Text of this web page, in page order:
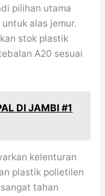
pilihan utama
alas jemur.
stok plastik
A20 sesuai
DI JAMBI #1
kelenturan
plastik polietilen
tahan